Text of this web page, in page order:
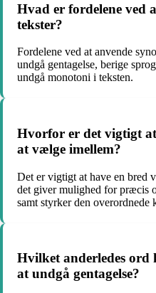
Hvad er fordelene ved
tekster?
Fordelene ved at anvende
undgå gentagelse, berige
undgå monotoni i teksten.
Hvorfor er det vigtigt
at vælge imellem?
Det er vigtigt at have en bred
det giver mulighed for præcis
samt styrker den overordnede
Hvilket anderledes ord
at undgå gentagelse?